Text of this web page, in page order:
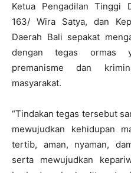
Ketua Pengadilan Tinggi
163/ Wira Satya, dan
Daerah Bali sepakat
dengan tegas ormas
premanisme dan
masyarakat.
“Tindakan tegas tersebut
mewujudkan kehidupan
tertib, aman, nyaman,
serta mewujudkan